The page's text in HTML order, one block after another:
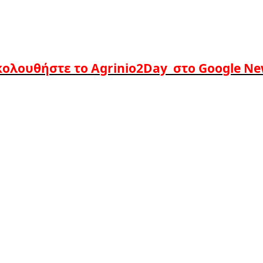
το Agrinio2Day στο Google